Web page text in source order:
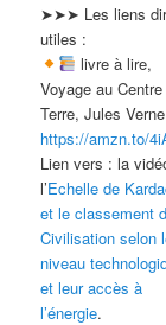
➤➤➤ Les liens
utiles :
livre à lire,
Voyage au
Terre, Jules
https://amzn.to/
Lien vers : la
l’Echelle de
et le classement
Civilisation selon
niveau
et leur accès à
l’énergie.